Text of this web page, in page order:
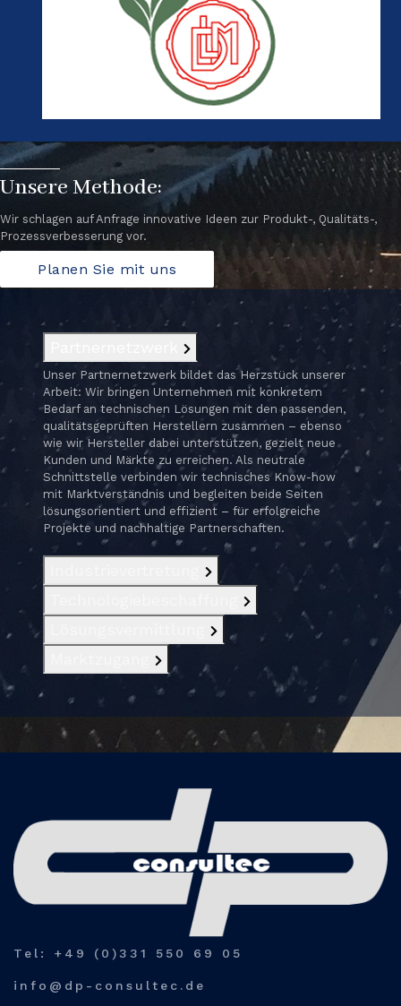
Unsere Methode:
Wir schlagen auf Anfrage innovative Ideen zur Produkt-, Qualitäts-,
Prozessverbesserung vor.
Planen Sie mit uns
Unser Partnernetzwerk bildet das Herzstück unserer
Arbeit: Wir bringen Unternehmen mit konkretem
Bedarf an technischen Lösungen mit den passenden,
qualitätsgeprüften Herstellern zusammen – ebenso
wie wir Hersteller dabei unterstützen, gezielt neue
Kunden und Märkte zu erreichen. Als neutrale
Schnittstelle verbinden wir technisches Know-how
mit Marktverständnis und begleiten beide Seiten
lösungsorientiert und effizient – für erfolgreiche
Projekte und nachhaltige Partnerschaften.
Tel: +49 (0)331 550 69 05
info@dp-consultec.de